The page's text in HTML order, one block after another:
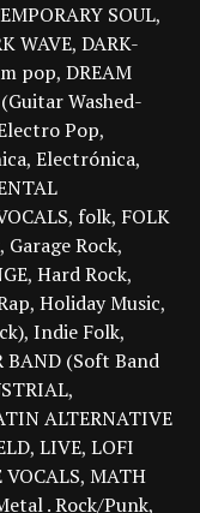
SOUL
WAVE DARK-
pop DREAM
Washed-
Pop
Electrónica
folk FOLK
Garage Rock
Hard Rock
Holiday Music
Indie Folk
BAND (Soft Band
ALTERNATIVE
LIVE LOFI
VOCALS MATH
. Rock/Punk